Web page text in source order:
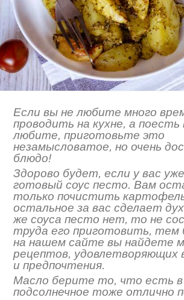
Если вы не любите много
проводить на кухне, а поесть
любите, приготовьте это
незамысловатое, но очень
блюдо!
Здорово будет, если у вас
готовый соус песто. Вам
только почистить
остальное за вас сделает
же соуса песто нет, то не
труда его приготовить, тем
на нашем сайте вы найдете
рецептов, удовлетворяющих
и предпочтения.
Масло берите то, что есть в
подсолнечное тоже отлично